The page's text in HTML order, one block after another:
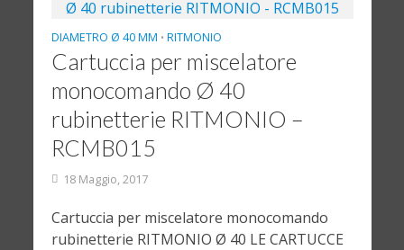
DIAMETRO Ø 40 MM • RITMONIO
Cartuccia per miscelatore
monocomando Ø 40
rubinetterie RITMONIO –
RCMB015
18 Maggio, 2017
Cartuccia per miscelatore monocomando
rubinetterie RITMONIO Ø 40 LE CARTUCCE